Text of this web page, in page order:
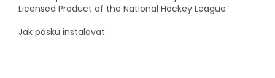
Licensed Product of the National Hockey League”
Jak pásku instalovat: